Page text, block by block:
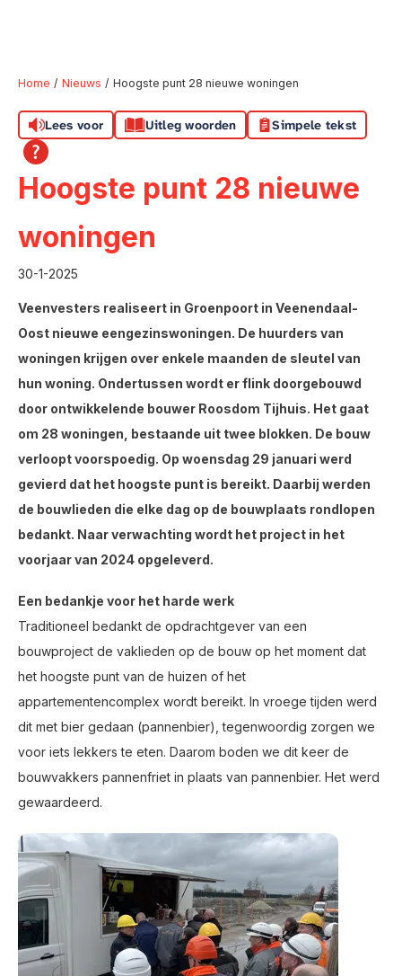
Naar hoofdinhoud
Naar hoofdnavigatiemenu
Naar zoeken
Home Nieuws Hoogste punt 28 nieuwe woningen
Lees voor Uitleg woorden Simpele tekst
Hoogste punt 28 nieuwe
woningen
30-1-2025
Veenvesters realiseert in Groenpoort in Veenendaal-
Oost nieuwe eengezinswoningen. De huurders van
woningen krijgen over enkele maanden de sleutel van
hun woning. Ondertussen wordt er flink doorgebouwd
door ontwikkelende bouwer Roosdom Tijhuis. Het gaat
om 28 woningen, bestaande uit twee blokken. De bouw
verloopt voorspoedig. Op woensdag 29 januari werd
gevierd dat het hoogste punt is bereikt. Daarbij werden
de bouwlieden die elke dag op de bouwplaats rondlopen
bedankt. Naar verwachting wordt het project in het
voorjaar van 2024 opgeleverd.
Een bedankje voor het harde werk
Traditioneel bedankt de opdrachtgever van een
bouwproject de vaklieden op de bouw op het moment dat
het hoogste punt van de huizen of het
appartementencomplex wordt bereikt. In vroege tijden werd
dit met bier gedaan (pannenbier), tegenwoordig zorgen we
voor iets lekkers te eten. Daarom boden we dit keer de
bouwvakkers pannenfriet in plaats van pannenbier. Het werd
gewaardeerd.